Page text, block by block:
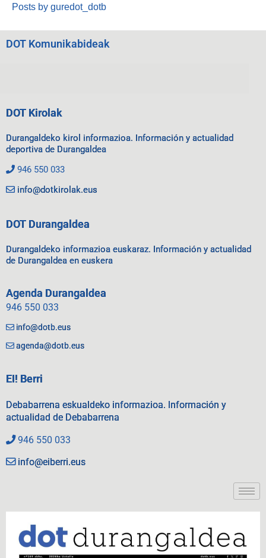
Posts by guredot_dotb
DOT Komunikabideak
DOT Kirolak
Durangaldeko kirol informazioa. Información y actualidad
deportiva de Durangaldea
946 550 033
info@dotkirolak.eus
DOT Durangaldea
Durangaldeko informazioa euskaraz. Información y actualidad
de Durangaldea en euskera
Agenda Durangaldea
946 550 033
info@dotb.eus
agenda@dotb.eus
EI! Berri
Debabarrena eskualdeko informazioa. Información y
actualidad de Debabarrena
946 550 033
info@eiberri.eus